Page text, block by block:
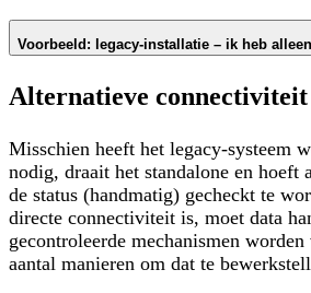
Voorbeeld: legacy-installatie – ik heb
Alternatieve connectiviteit
Misschien heeft het legacy-systeem
nodig, draait het standalone en hoeft
de status (handmatig) gecheckt te
directe connectiviteit is, moet data
gecontroleerde mechanismen
aantal manieren om dat te